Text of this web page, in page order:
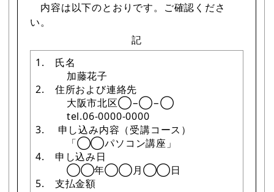
内容は以下のとおりです。ご確認くださ
い。
記
1. 氏名
加藤花子
2. 住所および連絡先
大阪市北区◯−◯−◯
tel.06-0000-0000
3. 申し込み内容（受講コース）
「◯◯パソコン講座」
4. 申し込み日
◯◯年◯◯月◯◯日
5. 支払金額